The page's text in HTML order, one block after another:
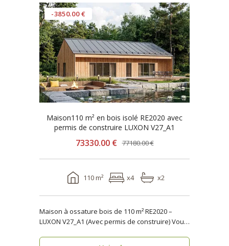
-3850.00 €
Maison110 m² en bois isolé RE2020 avec
permis de construire LUXON V27_A1
73330.00 € 77180.00 €
110 m² x4 x2
Maison à ossature bois de 110 m² RE2020 –
LUXON V27_A1 (Avec permis de construire) Vous